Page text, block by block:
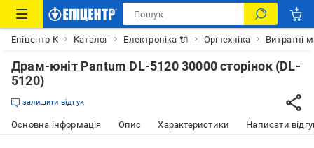
Епіцентр К Каталог Електроніка 🔌 Оргтехніка Витратні
Драм-юніт Pantum DL-5120 30000 сторінок (DL-
5120)
залишити відгук
Основна інформація Опис Характеристики Написати